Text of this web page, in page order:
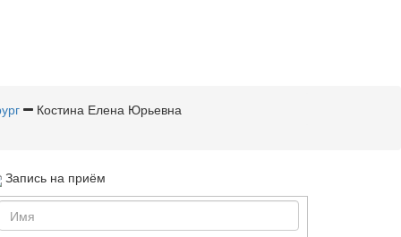
Костина Елена Юрьевна
Запись на приём